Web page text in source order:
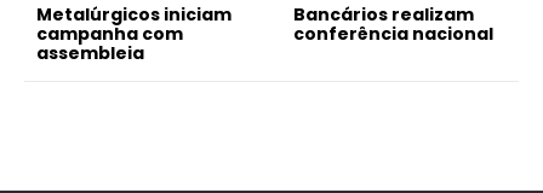
Metalúrgicos iniciam
campanha com
assembleia
Bancários realizam
conferência nacional